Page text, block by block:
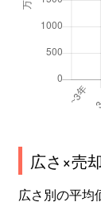
広さ×売
広さ別の平均